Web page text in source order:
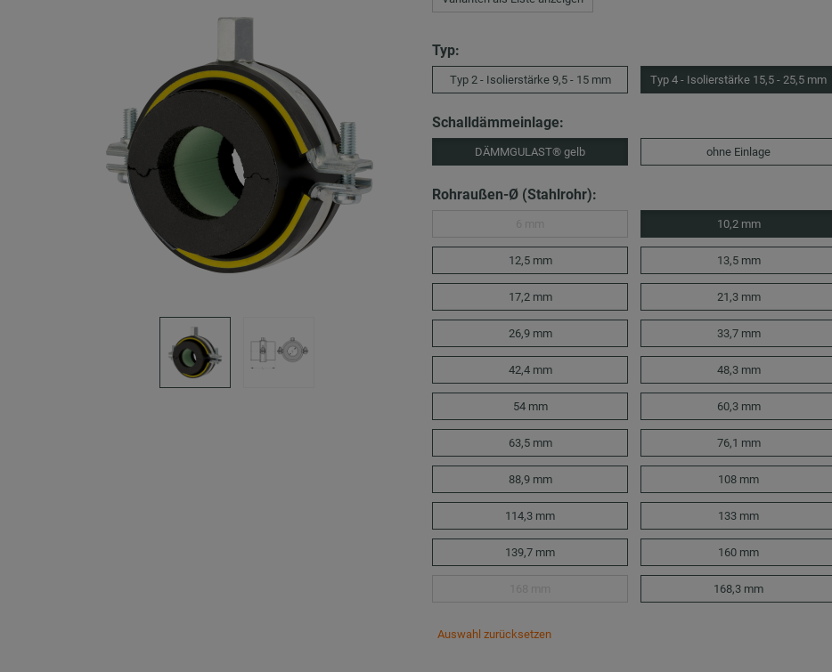
Typ:
Typ 2 - Isolierstärke 9,5 - 15 mm Typ 4 - Isolierstärke 15,5 - 25,5 mm
Schalldämmeinlage:
DÄMMGULAST® gelb ohne Einlage
Rohraußen-Ø (Stahlrohr):
10,2 mm
12,5 mm 13,5 mm
17,2 mm 21,3 mm
26,9 mm 33,7 mm
42,4 mm 48,3 mm
54 mm 60,3 mm
63,5 mm 76,1 mm
88,9 mm 108 mm
114,3 mm 133 mm
139,7 mm 160 mm
168,3 mm
Auswahl zurücksetzen